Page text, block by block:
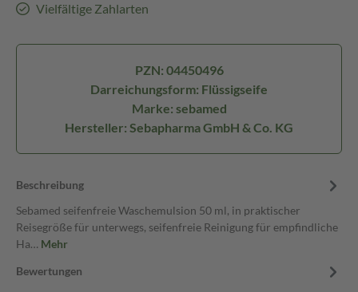
Vielfältige Zahlarten
PZN: 04450496
Darreichungsform: Flüssigseife
Marke: sebamed
Hersteller: Sebapharma GmbH & Co. KG
Beschreibung
Sebamed seifenfreie Waschemulsion 50 ml, in praktischer
Reisegröße für unterwegs, seifenfreie Reinigung für empfindliche
Ha… Mehr
Bewertungen